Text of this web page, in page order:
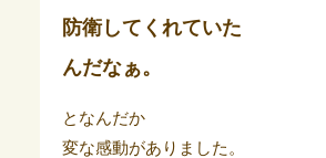
防衛してくれていた
んだなぁ。
となんだか
変な感動がありました。